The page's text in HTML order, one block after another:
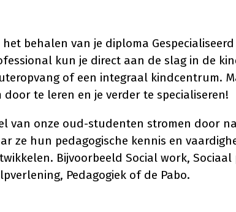
het behalen van je diploma
kun je direct aan de slag in de
of een integraal kindcentrum.
door te leren en je verder te specialiseren!
van onze oud-studenten stromen door
ze hun pedagogische kennis en
Bijvoorbeeld Social work, Sociaal
Pedagogiek of de Pabo.